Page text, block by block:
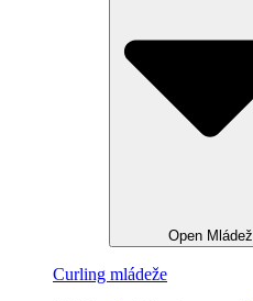
Open Mládež
Curling mládeže